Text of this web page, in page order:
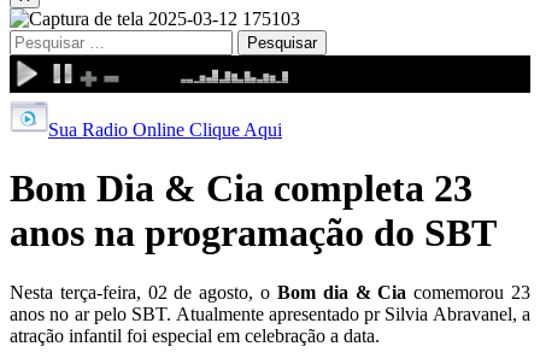
Pesquisar
por:
Sua Radio Online Clique Aqui
Bom Dia & Cia completa 23
anos na programação do SBT
Nesta terça-feira, 02 de agosto, o Bom dia & Cia comemorou 23
anos no ar pelo SBT. Atualmente apresentado pr Silvia Abravanel, a
atração infantil foi especial em celebração a data.